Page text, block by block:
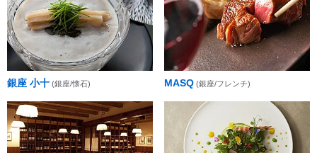
銀座 小十 (銀座/懐石) MASQ (銀座/フレンチ)